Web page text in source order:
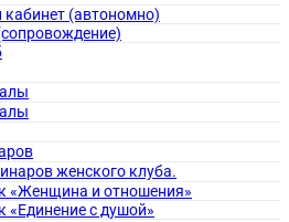
(автономно)
женского клуба.
«Женщина и отношения»
«Единение с душой»